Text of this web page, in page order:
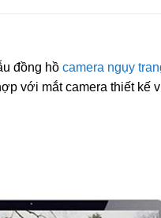
đồng hồ camera ngụy
với mắt camera thiết kế